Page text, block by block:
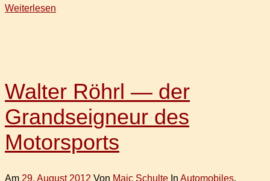
Weiterlesen
Walter Röhrl — der
Grandseigneur des
Motorsports
Am 29. August 2012 Von Maic Schulte In Automobiles,